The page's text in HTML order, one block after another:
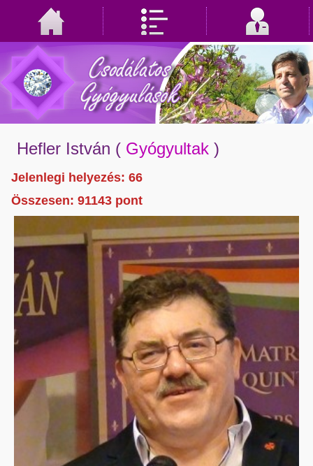
Hefler István ( Gyógyultak)
Jelenlegi helyezés: 66
Összesen: 91143 pont